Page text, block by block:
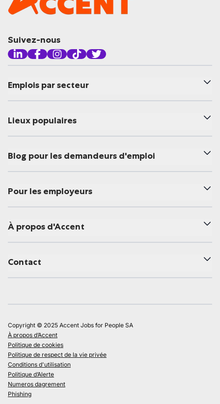
Suivez-nous
Emplois par secteur
Lieux populaires
Blog pour les demandeurs d'emploi
Pour les employeurs
À propos d'Accent
Contact
Copyright © 2025 Accent Jobs for People SA
À propos d’Accent
Politique de cookies
Politique de respect de la vie privée
Conditions d'utilisation
Politique d’Alerte
Numeros dagrement
Phishing